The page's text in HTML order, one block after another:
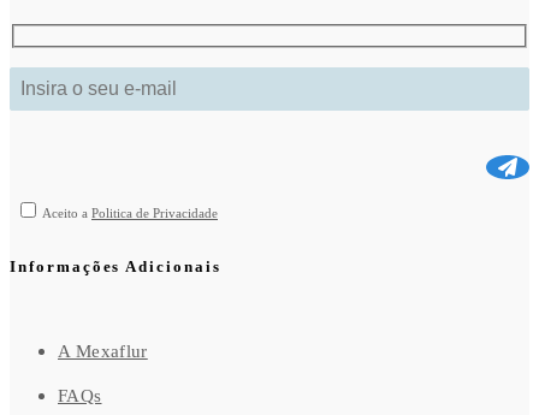
Aceito a Politica de Privacidade
Informações Adicionais
A Mexaflur
FAQs